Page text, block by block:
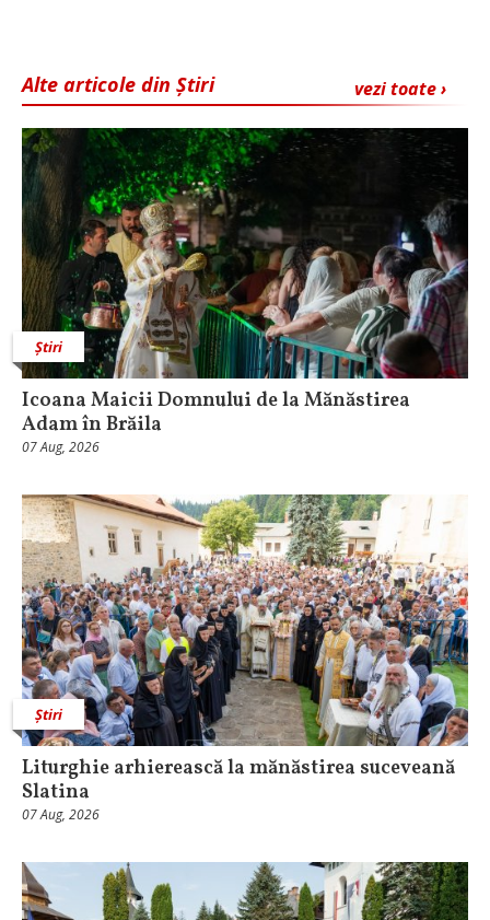
vezi toate ›
Alte articole din Știri
Știri
Icoana Maicii Domnului de la Mănăstirea
Adam în Brăila
07 Aug, 2026
Știri
Liturghie arhierească la mănăstirea suceveană
Slatina
07 Aug, 2026